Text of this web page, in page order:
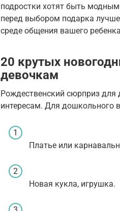
подростки хотят быть
перед выбором подарка
среде общения вашего
20 крутых
девочкам
Рождественский сюрприз для
интересам. Для дошкольного
Платье или
Новая кукла, игрушка.